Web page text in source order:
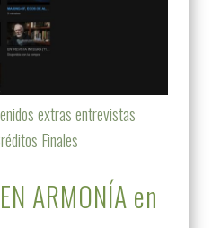
extras entrevistas
Finales
ARMONÍA en